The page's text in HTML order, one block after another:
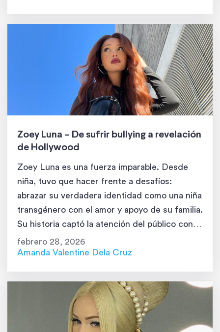
Zoey Luna – De sufrir bullying a revelación
de Hollywood
Zoey Luna es una fuerza imparable. Desde
niña, tuvo que hacer frente a desafíos:
abrazar su verdadera identidad como una niña
transgénero con el amor y apoyo de su familia.
Su historia captó la atención del público con el
documental Raising Zoey, donde se convirtió
en vocera clave para las juventudes
febrero 28, 2026
Amanda Valentine Dela Cruz